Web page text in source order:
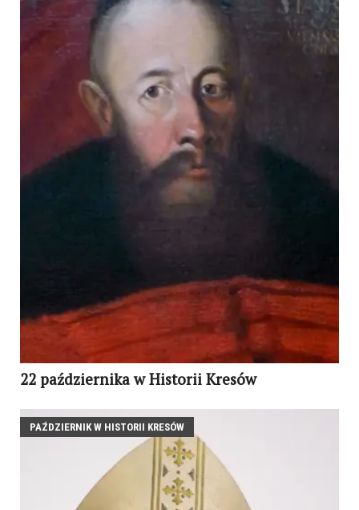
22 października w Historii Kresów
PAŹDZIERNIK W HISTORII KRESÓW